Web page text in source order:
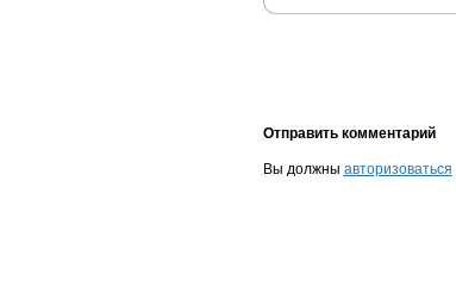
Отправить комментарий
Вы должны авторизоваться